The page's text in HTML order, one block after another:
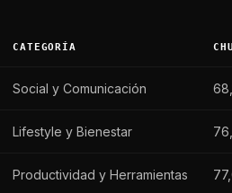
CATEGORÍA
Social y Comunicación
Lifestyle y Bienestar
Productividad y Herramientas